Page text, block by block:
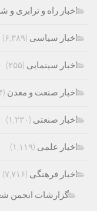
اخبار راه و ترابری
اخبار سیاسی (۶,۳۸۹)
اخبار سینمایی (۲۵۵)
اخبار صنعت و معدن (۴۹۴)
اخبار صنعتی (۱,۲۳۰)
اخبار علمی (۱,۱۱۹)
اخبار فرهنگی (۷,۷۱۶)
گزارشات انجمن